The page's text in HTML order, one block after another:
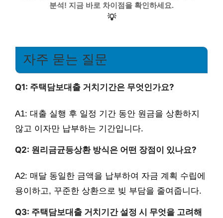
분석! 지금 바로 차이점을 확인하세요.
💡
자주 묻는 질문
Q1: 주택담보대출 거치기간은 무엇인가요?
A1: 대출 실행 후 일정 기간 동안 원금을 상환하지
않고 이자만 납부하는 기간입니다.
Q2: 원리금균등상환 방식은 어떤 장점이 있나요?
A2: 매달 동일한 금액을 납부하여 자금 계획 수립에
용이하고, 꾸준한 상환으로 빚 부담을 줄여줍니다.
Q3: 주택담보대출 거치기간 설정 시 무엇을 고려해